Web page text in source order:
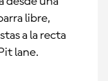
libre,
a la recta
lane.